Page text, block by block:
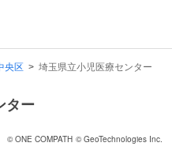
央区 埼玉県立小児医療センター
ター
© ONE COMPATH © GeoTechnologies Inc.